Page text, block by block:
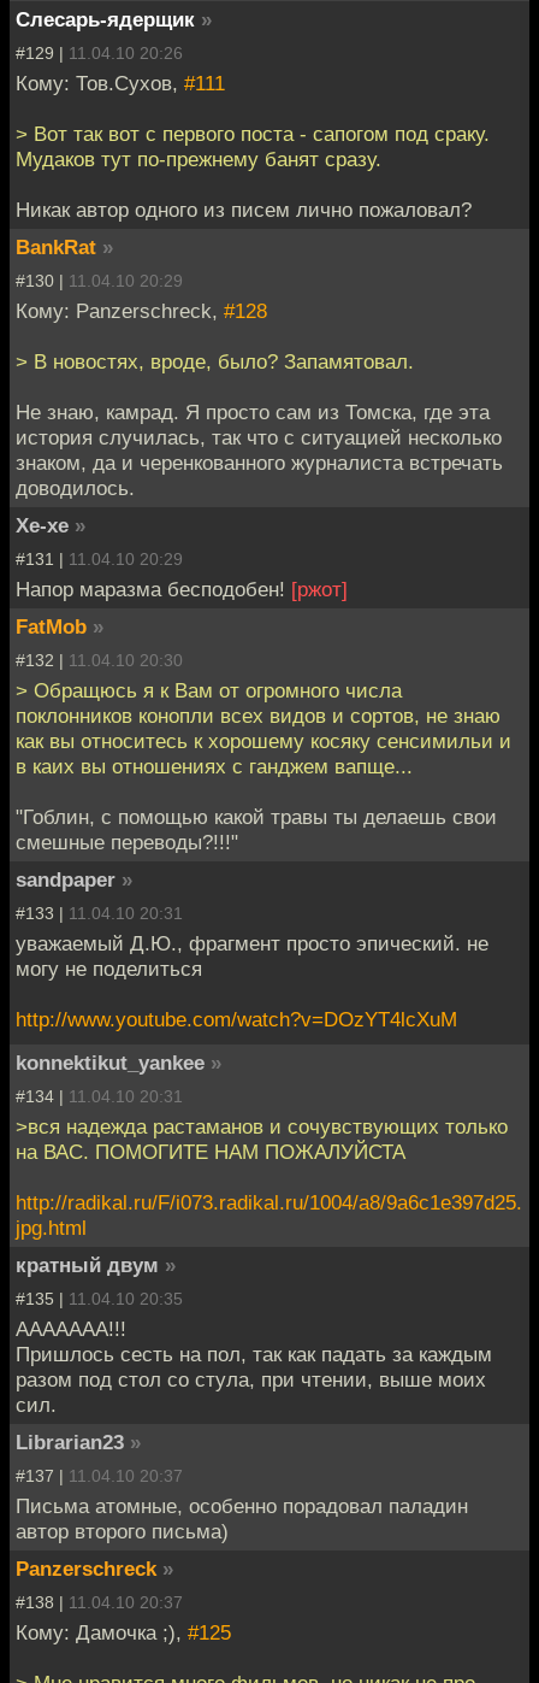
Слесарь-ядерщик »
#129 | 11.04.10 20:26
Кому: Тов.Сухов, #111
> Вот так вот с первого поста - сапогом под сраку.
Мудаков тут по-прежнему банят сразу.
Никак автор одного из писем лично пожаловал?
BankRat »
#130 | 11.04.10 20:29
Кому: Panzerschreck, #128
> В новостях, вроде, было? Запамятовал.
Не знаю, камрад. Я просто сам из Томска, где эта
история случилась, так что с ситуацией несколько
знаком, да и черенкованного журналиста встречать
доводилось.
Хе-хе »
#131 | 11.04.10 20:29
Напор маразма бесподобен! [ржот]
FatMob »
#132 | 11.04.10 20:30
> Обращюсь я к Вам от огромного числа
поклонников конопли всех видов и сортов, не знаю
как вы относитесь к хорошему косяку сенсимильи и
в каих вы отношениях с ганджем вапще...
"Гоблин, с помощью какой травы ты делаешь свои
смешные переводы?!!!"
sandpaper »
#133 | 11.04.10 20:31
уважаемый Д.Ю., фрагмент просто эпический. не
могу не поделиться
http://www.youtube.com/watch?v=DOzYT4lcXuM
konnektikut_yankee »
#134 | 11.04.10 20:31
>вся надежда растаманов и сочувствующих только
на ВАС. ПОМОГИТЕ НАМ ПОЖАЛУЙСТА
http://radikal.ru/F/i073.radikal.ru/1004/a8/9a6c1e397d25.
jpg.html
кратный двум »
#135 | 11.04.10 20:35
ААААААА!!!
Пришлось сесть на пол, так как падать за каждым
разом под стол со стула, при чтении, выше моих
сил.
Librarian23 »
#137 | 11.04.10 20:37
Письма атомные, особенно порадовал паладин
автор второго письма)
Panzerschreck »
#138 | 11.04.10 20:37
Кому: Дамочка ;), #125